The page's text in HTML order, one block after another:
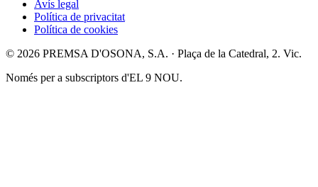
Avís legal
Política de privacitat
Política de cookies
© 2026 PREMSA D'OSONA, S.A. · Plaça de la Catedral, 2. Vic.
Només per a subscriptors d'EL 9 NOU.